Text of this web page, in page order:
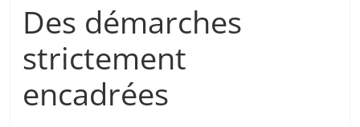
Des démarches
strictement
encadrées